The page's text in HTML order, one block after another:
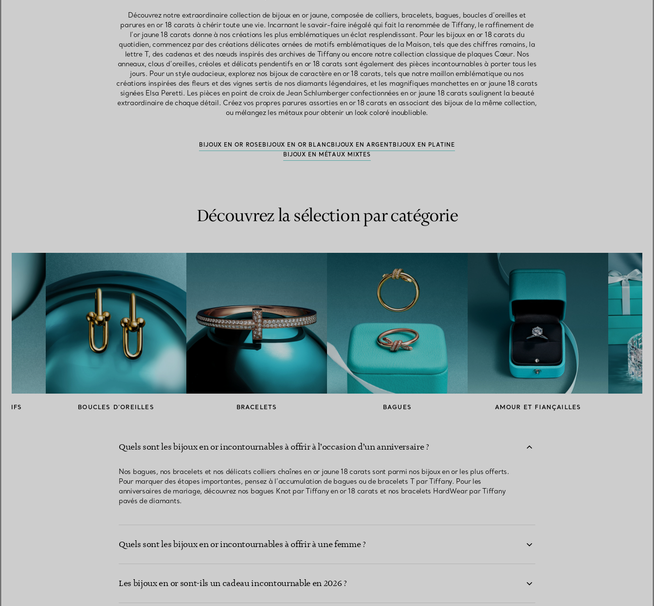
Découvrez notre extraordinaire collection de bijoux en or jaune, composée de colliers, bracelets, bagues, boucles d’oreilles et
parures en or 18 carats à chérir toute une vie. Incarnant le savoir-faire inégalé qui fait la renommée de Tiffany, le raffinement de
l’or jaune 18 carats donne à nos créations les plus emblématiques un éclat resplendissant. Pour les bijoux en or 18 carats du
quotidien, commencez par des créations délicates ornées de motifs emblématiques de la Maison, tels que des chiffres romains, la
lettre T, des cadenas et des nœuds inspirés des archives de Tiffany ou encore notre collection classique de plaques Cœur. Nos
anneaux, clous d’oreilles, créoles et délicats pendentifs en or 18 carats sont également des pièces incontournables à porter tous les
jours. Pour un style audacieux, explorez nos bijoux de caractère en or 18 carats, tels que notre maillon emblématique ou nos
créations inspirées des fleurs et des vignes sertis de nos diamants légendaires, et les magnifiques manchettes en or jaune 18 carats
signées Elsa Peretti. Les pièces en point de croix de Jean Schlumberger confectionnées en or jaune 18 carats soulignent la beauté
extraordinaire de chaque détail. Créez vos propres parures assorties en or 18 carats en associant des bijoux de la même collection,
ou mélangez les métaux pour obtenir un look coloré inoubliable.
BIJOUX EN OR ROSE BIJOUX EN OR BLANC BIJOUX EN ARGENT BIJOUX EN PLATINE
BIJOUX EN MÉTAUX MIXTES
Découvrez la sélection par catégorie
BOUCLES D’OREILLES BRACELETS BAGUES AMOUR ET FIANÇAILLES
Quels sont les bijoux en or incontournables à offrir à l’occasion d’un anniversaire ?
Nos bagues, nos bracelets et nos délicats colliers chaînes en or jaune 18 carats sont parmi nos bijoux en or les plus offerts.
Pour marquer des étapes importantes, pensez à l’accumulation de bagues ou de bracelets T par Tiffany. Pour les
anniversaires de mariage, découvrez nos bagues Knot par Tiffany en or 18 carats et nos bracelets HardWear par Tiffany
pavés de diamants.
Quels sont les bijoux en or incontournables à offrir à une femme ?
Les bijoux en or sont-ils un cadeau incontournable en 2026 ?